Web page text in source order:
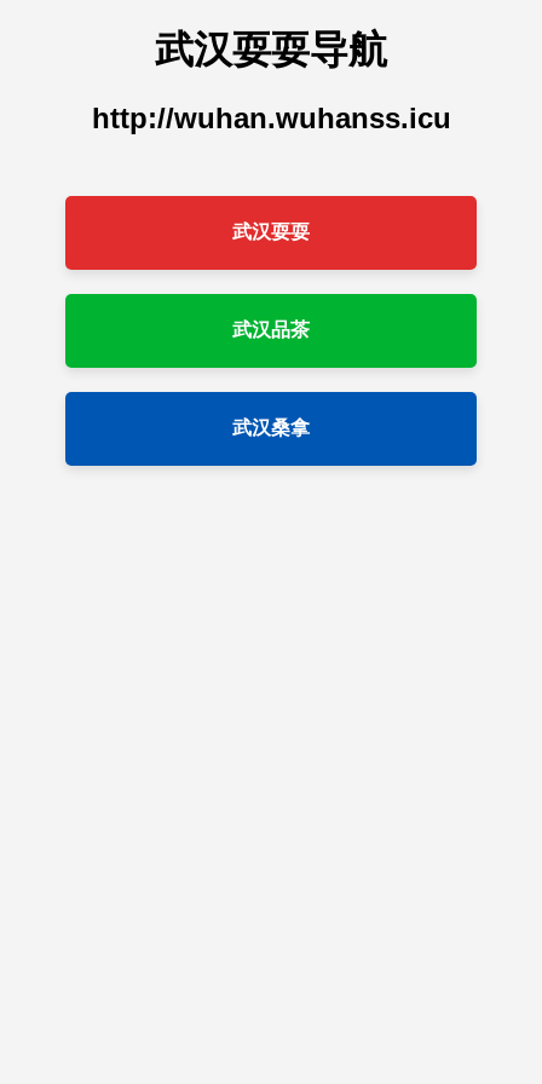
武汉耍耍导航
http://wuhan.wuhanss.icu
武汉耍耍
武汉品茶
武汉桑拿